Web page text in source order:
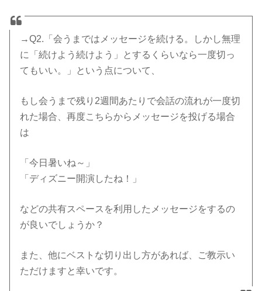
→Q2.「会うまではメッセージを続ける。しかし無理
に「続けよう続けよう」とするくらいなら一度切っ
てもいい。」という点について、
もし会うまで残り2週間あたりで会話の流れが一度切
れた場合、再度こちらからメッセージを投げる場合
は
「今日暑いね～」
「ディズニー開演したね！」
などの共有スペースを利用したメッセージをするの
が良いでしょうか？
また、他にベストな切り出し方があれば、ご教示い
ただけますと幸いです。